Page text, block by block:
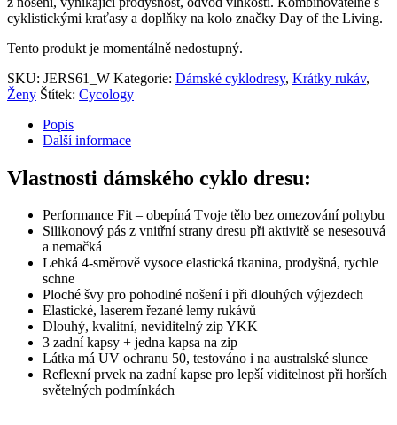
cyklistickými kraťasy a doplňky na kolo značky Day of the Living.
Tento produkt je momentálně nedostupný.
SKU: JERS61_W Kategorie: Dámské cyklodresy, Krátky rukáv,
Ženy Štítek: Cycology
Popis
Další informace
Vlastnosti dámského cyklo dresu:
Performance Fit – obepíná Tvoje tělo bez omezování pohybu
Silikonový pás z vnitřní strany dresu při aktivitě se nesesouvá
a nemačká
Lehká 4-směrově vysoce elastická tkanina, prodyšná, rychle
schne
Ploché švy pro pohodlné nošení i při dlouhých výjezdech
Elastické, laserem řezané lemy rukávů
Dlouhý, kvalitní, neviditelný zip YKK
3 zadní kapsy + jedna kapsa na zip
Látka má UV ochranu 50, testováno i na australské slunce
Reflexní prvek na zadní kapse pro lepší viditelnost při horších
světelných podmínkách